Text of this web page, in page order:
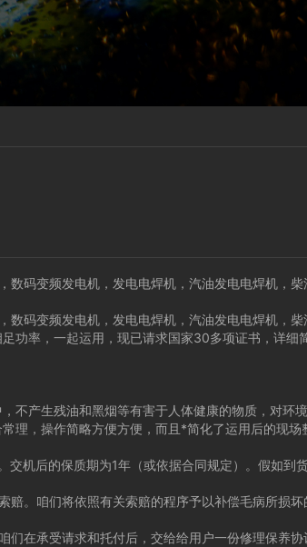
码变频发电机，发电电焊机，汽油发电电焊机，柴
码变频发电机，发电电焊机，汽油发电电焊机，柴
功率，一起运用，现已请求国家30多项证书，详细
产生残油和黑烟等有害于人体健康的物质，对环
理，操作简略方便方便，而且*简化了运用后的现场
机后的保质期为1年（或依据合同规定）。假如到
。咱们将依照有关索赔的程序予以补偿毛病所损坏
承受请求和托付后，交给给用户一份修理保养协